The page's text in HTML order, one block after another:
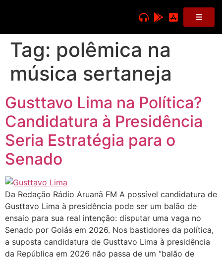
Tag: polêmica na
música sertaneja
Gusttavo Lima na Política?
Candidatura à Presidência
Seria Estratégia para o
Senado
Da Redação Rádio Aruanã FM A possível candidatura de
Gusttavo Lima à presidência pode ser um balão de
ensaio para sua real intenção: disputar uma vaga no
Senado por Goiás em 2026. Nos bastidores da política,
a suposta candidatura de Gusttavo Lima à presidência
da República em 2026 não passa de um “balão de